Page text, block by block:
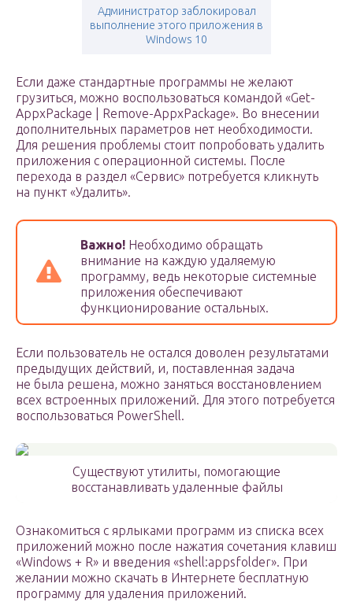
Администратор заблокировал
выполнение этого приложения в
Windows 10
Если даже стандартные программы не желают
грузиться, можно воспользоваться командой «Get-
AppxPackage | Remove-AppxPackage». Во внесении
дополнительных параметров нет необходимости.
Для решения проблемы стоит попробовать удалить
приложения с операционной системы. После
перехода в раздел «Сервис» потребуется кликнуть
на пункт «Удалить».
Важно! Необходимо обращать
внимание на каждую удаляемую
программу, ведь некоторые системные
приложения обеспечивают
функционирование остальных.
Если пользователь не остался доволен результатами
предыдущих действий, и, поставленная задача
не была решена, можно заняться восстановлением
всех встроенных приложений. Для этого потребуется
воспользоваться PowerShell.
Существуют утилиты, помогающие
восстанавливать удаленные файлы
Ознакомиться с ярлыками программ из списка всех
приложений можно после нажатия сочетания клавиш
«Windows + R» и введения «shell:appsfolder». При
желании можно скачать в Интернете бесплатную
программу для удаления приложений.